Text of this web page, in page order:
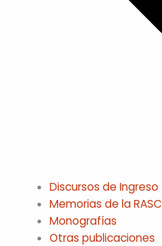
Discursos de Ingreso
Memorias de la RASC
Monografías
Otras publicaciones